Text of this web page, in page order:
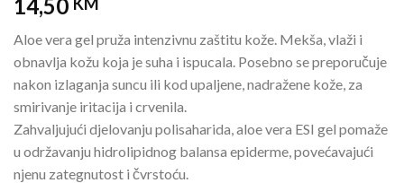
14,50
Aloe vera gel pruža intenzivnu zaštitu kože. Mekša, vlaži i
obnavlja kožu koja je suha i ispucala. Posebno se preporučuje
nakon izlaganja suncu ili kod upaljene, nadražene kože, za
smirivanje iritacija i crvenila.
Zahvaljujući djelovanju polisaharida, aloe vera ESI gel pomaže
u održavanju hidrolipidnog balansa epiderme, povećavajući
njenu zategnutost i čvrstoću.